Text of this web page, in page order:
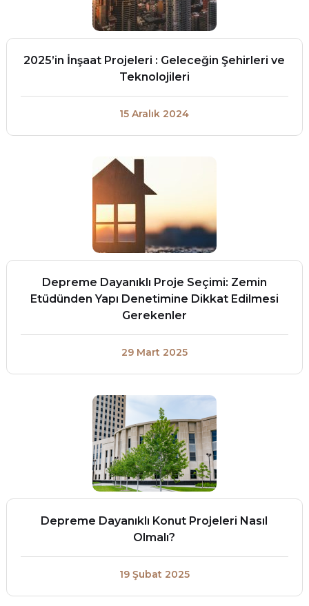
2025’in İnşaat Projeleri : Geleceğin Şehirleri ve
Teknolojileri
15 Aralık 2024
Depreme Dayanıklı Proje Seçimi: Zemin
Etüdünden Yapı Denetimine Dikkat Edilmesi
Gerekenler
29 Mart 2025
Depreme Dayanıklı Konut Projeleri Nasıl
Olmalı?
19 Şubat 2025